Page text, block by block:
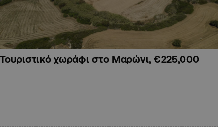
Τουριστικό χωράφι στο Μαρώνι, €225,000